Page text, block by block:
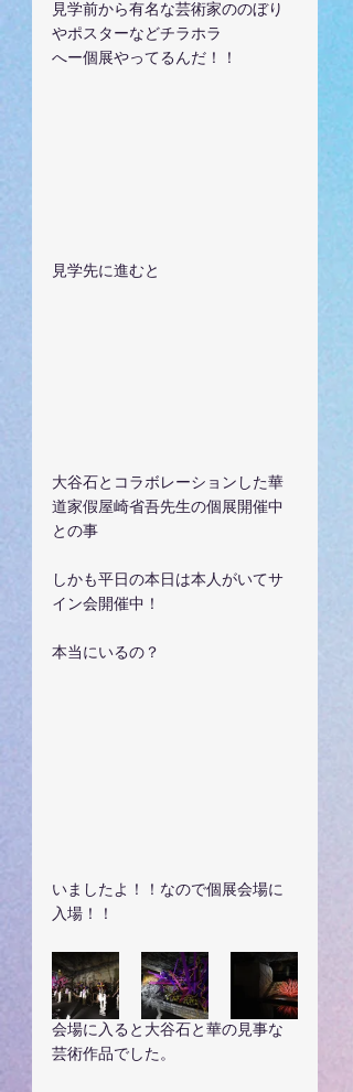
見学前から有名な芸術家ののぼり
やポスターなどチラホラ
へー個展やってるんだ！！
見学先に進むと
大谷石とコラボレーションした華
道家假屋崎省吾先生の個展開催中
との事
しかも平日の本日は本人がいてサ
イン会開催中！
本当にいるの？
いましたよ！！なので個展会場に
入場！！
会場に入ると大谷石と華の見事な
芸術作品でした。